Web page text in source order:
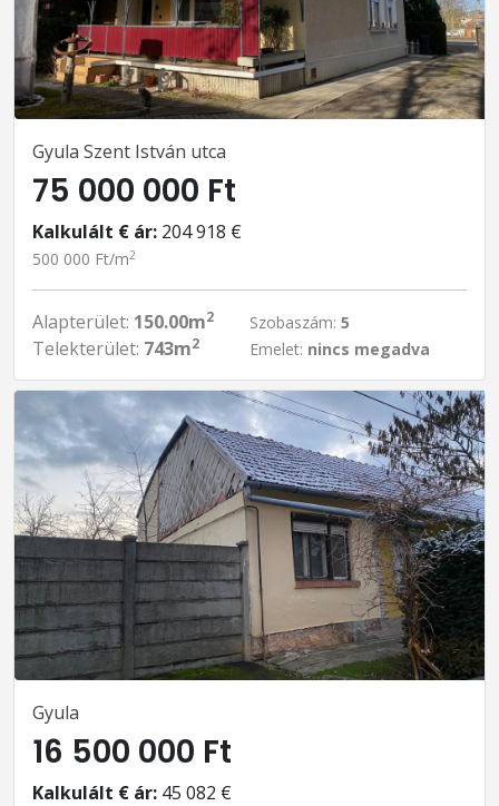
Gyula Szent István utca
75 000 000 Ft
Kalkulált € ár: 204 918 €
500 000 Ft/m2
Alapterület: 150.00m2
Telekterület: 743m2
Szobaszám: 5
Emelet: nincs megadva
Gyula
16 500 000 Ft
Kalkulált € ár: 45 082 €